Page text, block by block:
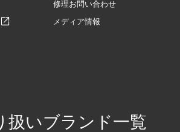
修理お問い合わせ
メディア情報
扱いブランド一覧